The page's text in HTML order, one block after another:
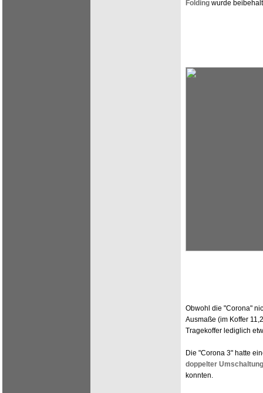
Folding wurde
Obwohl die "Corona"
Ausmaße (im Koffer
Tragekoffer lediglich
Die "Corona 3" hatte
doppelter Umschaltung
konnten.